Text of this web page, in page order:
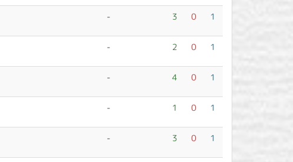
- 3 0 1
- 2 0 1
- 4 0 1
- 1 0 1
- 3 0 1